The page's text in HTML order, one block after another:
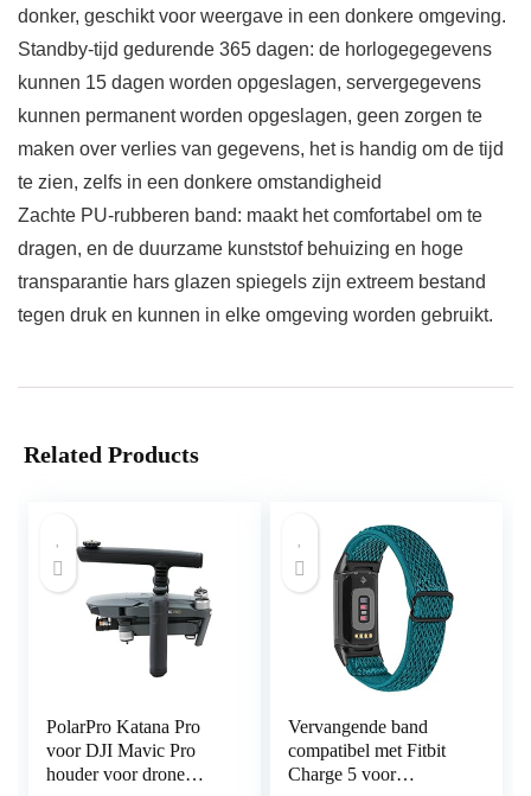
donker, geschikt voor weergave in een donkere omgeving.
Standby-tijd gedurende 365 dagen: de horlogegegevens
kunnen 15 dagen worden opgeslagen, servergegevens
kunnen permanent worden opgeslagen, geen zorgen te
maken over verlies van gegevens, het is handig om de tijd
te zien, zelfs in een donkere omstandigheid
Zachte PU-rubberen band: maakt het comfortabel om te
dragen, en de duurzame kunststof behuizing en hoge
transparantie hars glazen spiegels zijn extreem bestand
tegen druk en kunnen in elke omgeving worden gebruikt.
Related Products
PolarPro Katana Pro
voor DJI Mavic Pro
houder voor drone
Vervangende band
compatibel met Fitbit
Charge 5 voor